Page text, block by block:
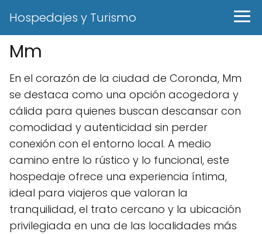
Hospedajes y Turismo
Mm
En el corazón de la ciudad de Coronda, Mm
se destaca como una opción acogedora y
cálida para quienes buscan descansar con
comodidad y autenticidad sin perder
conexión con el entorno local. A medio
camino entre lo rústico y lo funcional, este
hospedaje ofrece una experiencia íntima,
ideal para viajeros que valoran la
tranquilidad, el trato cercano y la ubicación
privilegiada en una de las localidades más